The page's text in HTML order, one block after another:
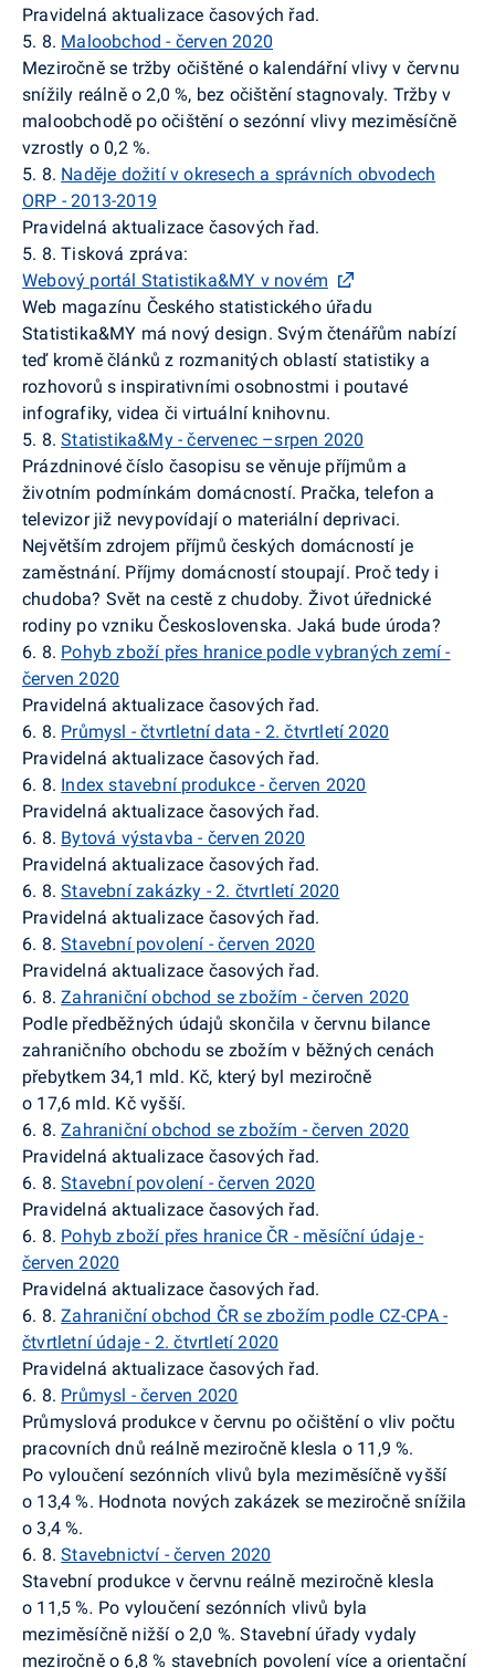
Pravidelná aktualizace časových řad.
5. 8. Maloobchod - červen 2020
Meziročně se tržby očištěné o kalendářní vlivy v červnu
snížily reálně o 2,0 %, bez očištění stagnovaly. Tržby v
maloobchodě po očištění o sezónní vlivy meziměsíčně
vzrostly o 0,2 %.
5. 8. Naděje dožití v okresech a správních obvodech
ORP - 2013-2019
Pravidelná aktualizace časových řad.
5. 8. Tisková zpráva:
Webový portál Statistika&MY v novém
Web magazínu Českého statistického úřadu
Statistika&MY má nový design. Svým čtenářům nabízí
teď kromě článků z rozmanitých oblastí statistiky a
rozhovorů s inspirativními osobnostmi i poutavé
infografiky, videa či virtuální knihovnu.
5. 8.Statistika&My - červenec –srpen 2020
Prázdninové číslo časopisu se věnuje příjmům a
životním podmínkám domácností. Pračka, telefon a
televizor již nevypovídají o materiální deprivaci.
Největším zdrojem příjmů českých domácností je
zaměstnání. Příjmy domácností stoupají. Proč tedy i
chudoba? Svět na cestě z chudoby. Život úřednické
rodiny po vzniku Československa. Jaká bude úroda?
6. 8. Pohyb zboží přes hranice podle vybraných zemí -
červen 2020
Pravidelná aktualizace časových řad.
6. 8. Průmysl - čtvrtletní data - 2. čtvrtletí 2020
Pravidelná aktualizace časových řad.
6. 8. Index stavební produkce - červen 2020
Pravidelná aktualizace časových řad.
6. 8. Bytová výstavba - červen 2020
Pravidelná aktualizace časových řad.
6. 8.Stavební zakázky - 2. čtvrtletí 2020
Pravidelná aktualizace časových řad.
6. 8.Stavební povolení - červen 2020
Pravidelná aktualizace časových řad.
6. 8.Zahraniční obchod se zbožím - červen 2020
Podle předběžných údajů skončila v červnu bilance
zahraničního obchodu se zbožím v běžných cenách
přebytkem 34,1 mld. Kč, který byl meziročně
o 17,6 mld. Kč vyšší.
6. 8.Zahraniční obchod se zbožím - červen 2020
Pravidelná aktualizace časových řad.
6. 8.Stavební povolení - červen 2020
Pravidelná aktualizace časových řad.
6. 8. Pohyb zboží přes hranice ČR - měsíční údaje -
červen 2020
Pravidelná aktualizace časových řad.
6. 8.Zahraniční obchod ČR se zbožím podle CZ-CPA -
čtvrtletní údaje - 2. čtvrtletí 2020
Pravidelná aktualizace časových řad.
6. 8. Průmysl - červen 2020
Průmyslová produkce v červnu po očištění o vliv počtu
pracovních dnů reálně meziročně klesla o 11,9 %.
Po vyloučení sezónních vlivů byla meziměsíčně vyšší
o 13,4 %. Hodnota nových zakázek se meziročně snížila
o 3,4 %.
6. 8.Stavebnictví - červen 2020
Stavební produkce v červnu reálně meziročně klesla
o 11,5 %. Po vyloučení sezónních vlivů byla
meziměsíčně nižší o 2,0 %. Stavební úřady vydaly
meziročně o 6,8 % stavebních povolení více a orientační